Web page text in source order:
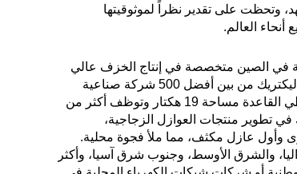
وتحظت على تقدير نظراً لموثوقيتها
أنحاء العالم.
الكهربائية في الصين متخصصة في إنتاج الخزف عالي
الجهد. كما أنها المقر الإقليمي لمجموعة باييون في منطقة شرق الصين. تم تصنيف نانجينغ إليكتريك من بين أفضل 500 شركة صناعية
ميكانيكية في الصين، ومن بين الشركات الصناعية من الدرجة الأولى في الصين. حالياً، يغطي القاعدة مساحة 19 هكتار وتوظف أكثر من
عام 2015. تختص نانجينغ إليكتريك في تطوير منتجات العوازل الزجاجية،
أول عازل زجاجي مقوى وأول عازل مكثف، مما ملأ فجوة محلية.
وأستراليا، والشرق الأوسط، وجنوب شرق آسيا، وأكثر